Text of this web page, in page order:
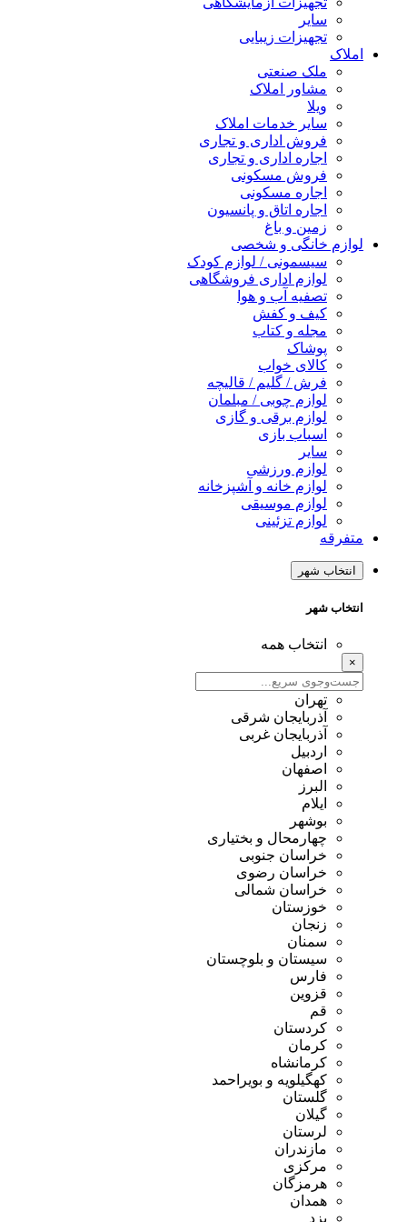
سایر
تجهیزات زیبایی
املاک
ملک صنعتی
مشاور املاک
ویلا
سایر خدمات املاک
فروش اداری و تجاری
اجاره اداری و تجاری
فروش مسکونی
اجاره مسکونی
اجاره اتاق و پانسیون
زمین و باغ
لوازم خانگی و شخصی
سیسمونی / لوازم کودک
لوازم اداری فروشگاهی
تصفیه آب و هوا
کیف و کفش
مجله و کتاب
پوشاک
کالای خواب
فرش / گلیم / قالیچه
لوازم چوبی / مبلمان
لوازم برقی و گازی
اسباب بازی
سایر
لوازم ورزشی
لوازم خانه و آشپزخانه
لوازم موسیقی
لوازم تزئینی
متفرقه
انتخاب شهر
انتخاب شهر
انتخاب همه
تهران
آذربایجان شرقی
آذربایجان غربی
اردبیل
اصفهان
البرز
ایلام
بوشهر
چهارمحال و بختیاری
خراسان جنوبی
خراسان رضوی
خراسان شمالی
خوزستان
زنجان
سمنان
سیستان و بلوچستان
فارس
قزوین
قم
کردستان
کرمان
کرمانشاه
کهگیلویه و بویراحمد
گلستان
گیلان
لرستان
مازندران
مرکزی
هرمزگان
همدان
یزد